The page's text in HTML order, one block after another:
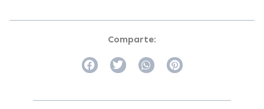
Comparte: